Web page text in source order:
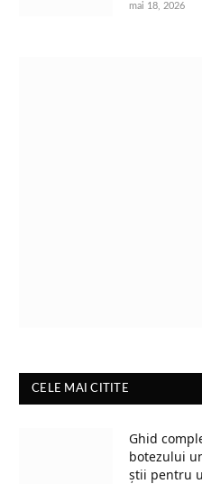
mai 18, 2026
CELE MAI CITITE
Ghid
botezului
știi pentru